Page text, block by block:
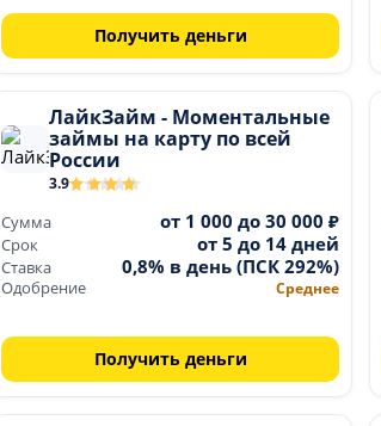
Получить деньги
ЛайкЗайм - Моментальные
займы на карту по всей
России
3.9
Сумма от 1 000 до 30 000 ₽
Срок от 5 до 14 дней
Ставка 0,8% в день (ПСК 292%)
Одобрение Среднее
Получить деньги